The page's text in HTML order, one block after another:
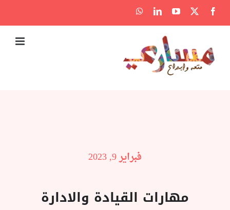
to
content
Facebook
X
YouTube
LinkedIn
WhatsApp
فبراير 9, 2023
مهارات القيادة والادارة